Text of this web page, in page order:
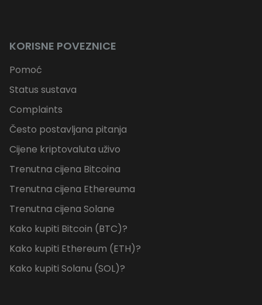
KORISNE POVEZNICE
Pomoć
Status sustava
Complaints
Često postavljana pitanja
Cijene kriptovaluta uživo
Trenutna cijena Bitcoina
Trenutna cijena Ethereuma
Trenutna cijena Solane
Kako kupiti Bitcoin (BTC)?
Kako kupiti Ethereum (ETH)?
Kako kupiti Solanu (SOL)?